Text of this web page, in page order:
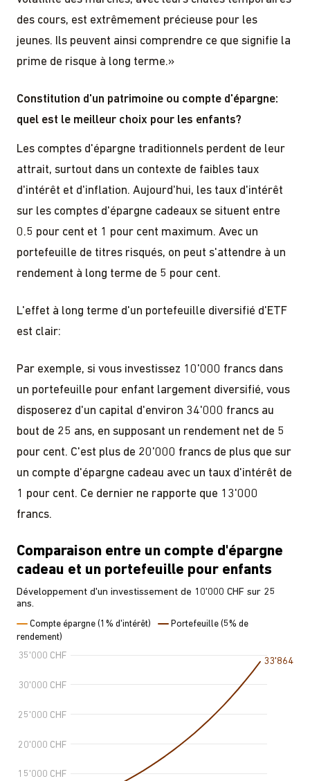
des cours, est extrêmement précieuse pour les
jeunes. Ils peuvent ainsi comprendre ce que signifie la
prime de risque à long terme.»
Constitution d'un patrimoine ou compte d'épargne:
quel est le meilleur choix pour les enfants?
Les comptes d'épargne traditionnels perdent de leur
attrait, surtout dans un contexte de faibles taux
d'intérêt et d'inflation. Aujourd'hui, les taux d'intérêt
sur les comptes d'épargne cadeaux se situent entre
0.5 pour cent et 1 pour cent maximum. Avec un
portefeuille de titres risqués, on peut s'attendre à un
rendement à long terme de 5 pour cent.
L'effet à long terme d'un portefeuille diversifié d'ETF
est clair:
Par exemple, si vous investissez 10'000 francs dans
un portefeuille pour enfant largement diversifié, vous
disposerez d'un capital d'environ 34'000 francs au
bout de 25 ans, en supposant un rendement net de 5
pour cent. C'est plus de 20'000 francs de plus que sur
un compte d'épargne cadeau avec un taux d'intérêt de
1 pour cent. Ce dernier ne rapporte que 13'000
francs.